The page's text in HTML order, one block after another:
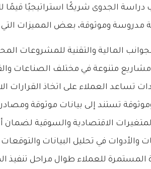
الجدوى شريكًا استراتيجيًا قيمًا
وموثوقة، بعض المميزات التي
المالية والتقنية للمشروعات
مشاريع متنوعة في مختلف الصناعات
تساعد العملاء على اتخاذ القرارات
تستند إلى بيانات موثوقة
الاقتصادية والسوقية لضمان
والأدوات في تحليل البيانات
المستمرة للعملاء طوال مراحل تنفيذ